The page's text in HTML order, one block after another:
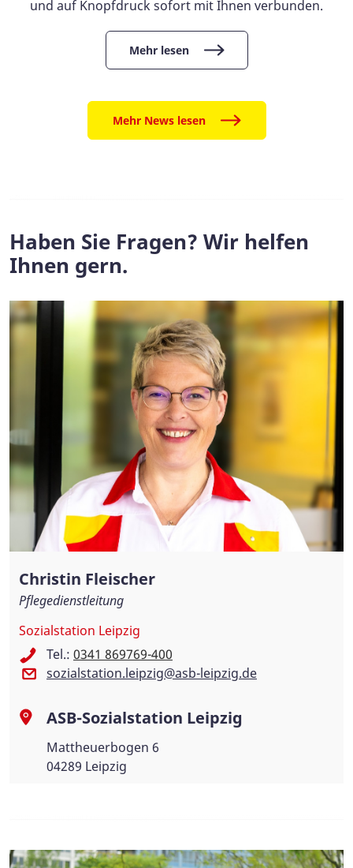
und auf Knopfdruck sofort mit Ihnen verbunden.
Mehr lesen
Mehr News lesen
Haben Sie Fragen? Wir helfen
Ihnen gern.
Christin Fleischer
Pflegedienstleitung
Sozialstation Leipzig
Tel.: 0341 869769-400
sozialstation.leipzig@asb-leipzig.de
ASB-Sozialstation Leipzig
Mattheuerbogen 6
04289 Leipzig